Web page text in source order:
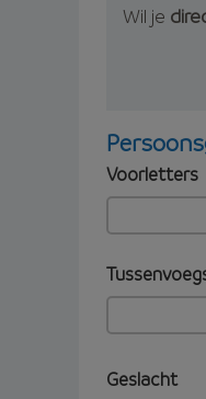
Wil je
Voorletters
Geslacht